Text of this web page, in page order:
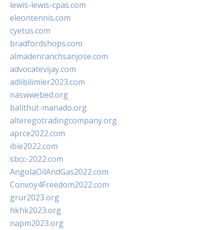
lewis-lewis-cpas.com
eleontennis.com
cyetus.com
bradfordshops.com
almadenranchsanjose.com
advocatevijay.com
adlibilimler2023.com
naswwebed.org
balithut-manado.org
alteregotradingcompany.org
aprce2022.com
ibie2022.com
sbcc-2022.com
AngolaOilAndGas2022.com
Convoy4Freedom2022.com
grur2023.org
hkhk2023.org
napm2023.org